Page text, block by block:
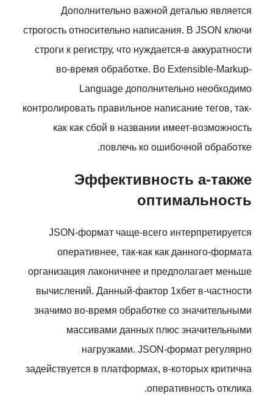
Дополнительно важной деталью является
строгость относительно написания. В JSON ключи
строги к регистру, что нуждается-в аккуратности
во-время обработке. Во Extensible-Markup-
Language дополнительно необходимо
контролировать правильное написание тегов, так-
как как сбой в названии имеет-возможность
повлечь ко ошибочной обработке.
Эффективность а-также
оптимальность
JSON-формат чаще-всего интерпретируется
оперативнее, так-как как данного-формата
организация лаконичнее и предполагает меньше
вычислений. Данный-фактор 1хбет в-частности
значимо во-время обработке со значительными
массивами данных плюс значительными
нагрузками. JSON-формат регулярно
задействуется в платформах, в-которых критична
оперативность отклика.